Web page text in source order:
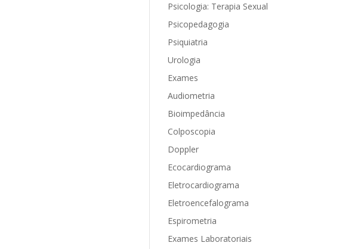
Psicologia: Terapia Sexual
Psicopedagogia
Psiquiatria
Urologia
Exames
Audiometria
Bioimpedância
Colposcopia
Doppler
Ecocardiograma
Eletrocardiograma
Eletroencefalograma
Espirometria
Exames Laboratoriais